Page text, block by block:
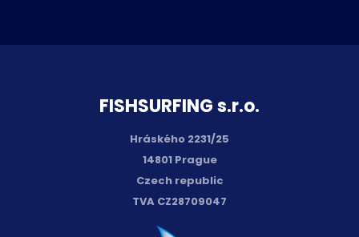
FISH­SURFING s.r.o.
Hráského 2231/25
14801 Prague
Czech republic
TVA CZ28709047